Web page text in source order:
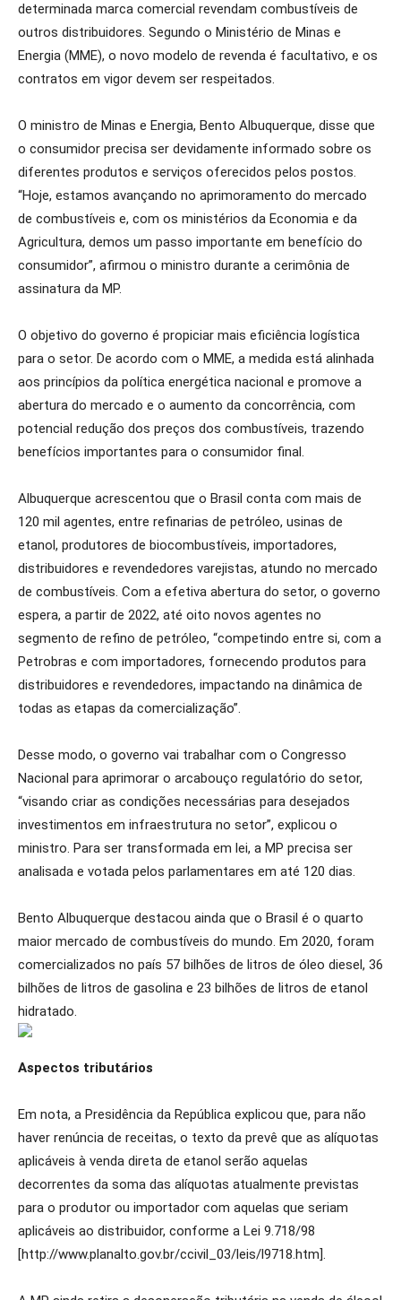
determinada marca comercial revendam combustíveis de
outros distribuidores. Segundo o Ministério de Minas e
Energia (MME), o novo modelo de revenda é facultativo, e os
contratos em vigor devem ser respeitados.
O ministro de Minas e Energia, Bento Albuquerque, disse que
o consumidor precisa ser devidamente informado sobre os
diferentes produtos e serviços oferecidos pelos postos.
“Hoje, estamos avançando no aprimoramento do mercado
de combustíveis e, com os ministérios da Economia e da
Agricultura, demos um passo importante em benefício do
consumidor”, afirmou o ministro durante a cerimônia de
assinatura da MP.
O objetivo do governo é propiciar mais eficiência logística
para o setor. De acordo com o MME, a medida está alinhada
aos princípios da política energética nacional e promove a
abertura do mercado e o aumento da concorrência, com
potencial redução dos preços dos combustíveis, trazendo
benefícios importantes para o consumidor final.
Albuquerque acrescentou que o Brasil conta com mais de
120 mil agentes, entre refinarias de petróleo, usinas de
etanol, produtores de biocombustíveis, importadores,
distribuidores e revendedores varejistas, atundo no mercado
de combustíveis. Com a efetiva abertura do setor, o governo
espera, a partir de 2022, até oito novos agentes no
segmento de refino de petróleo, “competindo entre si, com a
Petrobras e com importadores, fornecendo produtos para
distribuidores e revendedores, impactando na dinâmica de
todas as etapas da comercialização”.
Desse modo, o governo vai trabalhar com o Congresso
Nacional para aprimorar o arcabouço regulatório do setor,
“visando criar as condições necessárias para desejados
investimentos em infraestrutura no setor”, explicou o
ministro. Para ser transformada em lei, a MP precisa ser
analisada e votada pelos parlamentares em até 120 dias.
Bento Albuquerque destacou ainda que o Brasil é o quarto
maior mercado de combustíveis do mundo. Em 2020, foram
comercializados no país 57 bilhões de litros de óleo diesel, 36
bilhões de litros de gasolina e 23 bilhões de litros de etanol
hidratado.
Aspectos tributários
Em nota, a Presidência da República explicou que, para não
haver renúncia de receitas, o texto da prevê que as alíquotas
aplicáveis à venda direta de etanol serão aquelas
decorrentes da soma das alíquotas atualmente previstas
para o produtor ou importador com aquelas que seriam
aplicáveis ao distribuidor, conforme a Lei 9.718/98
[http://www.planalto.gov.br/ccivil_03/leis/l9718.htm].